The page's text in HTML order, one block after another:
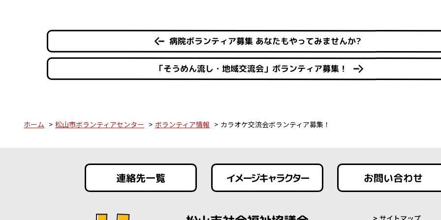
病院ボランティア募集 あなたもやってみませんか?
「そうめん流し・地域交流会」ボランティア募集！
ホーム 松山市ボランティアセンター ボランティア情報 カラオケ交流会ボランティア募集！
連絡先一覧 イメージキャラクター お問い合わせ